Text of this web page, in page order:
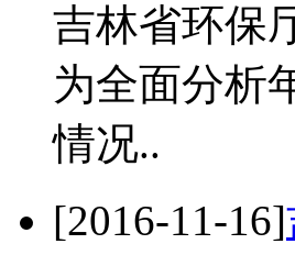
吉林省环保
为全面分析
情况..
[2016-11-16]